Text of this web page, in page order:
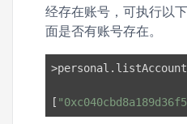
经存在账号，可执行以
面是否有账号存在。
[